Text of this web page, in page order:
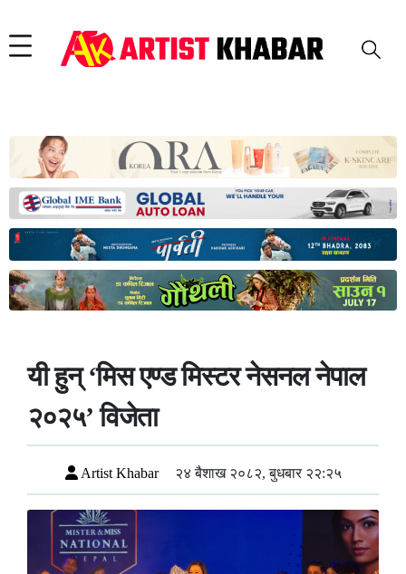
यी हुन् ‘मिस एण्ड मिस्टर नेसनल नेपाल
२०२५’ विजेता
Artist Khabar २४ बैशाख २०८२, बुधबार २२:२५